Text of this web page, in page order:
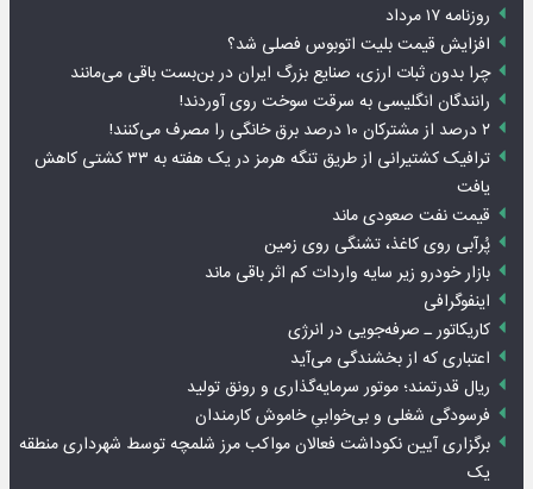
روزنامه ۱۷ مرداد
افزایش قیمت بلیت اتوبوس فصلی شد؟
چرا بدون ثبات ارزی، صنایع بزرگ ایران در بن‌بست باقی می‌مانند
رانندگان انگلیسی به سرقت سوخت روی آوردند!
۲ درصد از مشترکان ۱۰ درصد برق خانگی را مصرف می‌کنند!
ترافیک کشتیرانی از طریق تنگه هرمز در یک هفته به ۳۳ کشتی کاهش
یافت
قیمت نفت صعودی ماند
پُرآبی روی کاغذ، تشنگی روی زمین
بازار خودرو زیر سایه واردات کم اثر باقی ماند
اینفوگرافی
کاریکاتور ـ صرفه‌جویی در انرژی
اعتباری که از بخشندگی می‌آید
ریال قدرتمند؛ موتور سرمایه‌گذاری و رونق تولید
فرسودگی شغلی و بی‌خوابیِ خاموش کارمندان
برگزاری آیین نکوداشت فعالان مواکب مرز شلمچه توسط شهرداری منطقه
یک